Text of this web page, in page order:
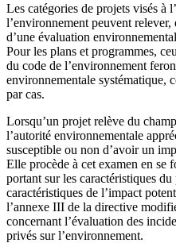
Les catégories de projets visés à
l’environnement peuvent
d’une évaluation
Pour les plans et programmes,
du code de l’environnement
environnementale systématique,
par cas.
Lorsqu’un projet relève du
l’autorité environnementale
susceptible ou non d’avoir un
Elle procède à cet examen en se
portant sur les caractéristiques
caractéristiques de l’impact
l’annexe III de la directive
concernant l’évaluation des
privés sur l’environnement.